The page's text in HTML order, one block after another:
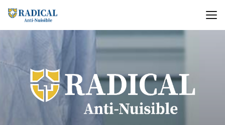
au
contenu
principal